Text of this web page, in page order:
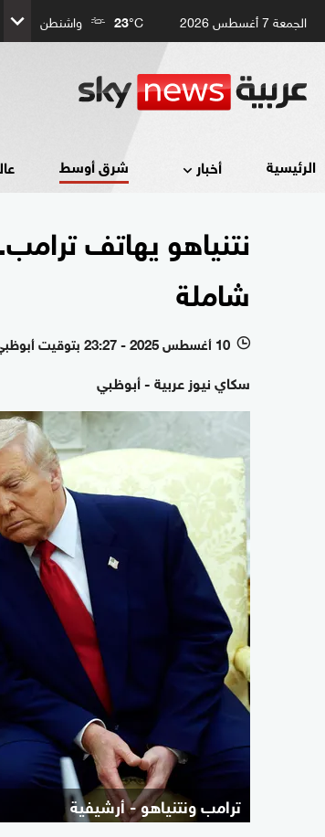
الجمعة 7 أغسطس 2026 23°C واشنطن
الرئيسية أخبار شرق أوسط
نتنياهو يهاتف
شاملة
l 10 أغسطس 2025 - 23:27 بتوقيت أبوظبي
سكاي نيوز عربية - أبوظبي
ترامب ونتنياهو - أرشيفية